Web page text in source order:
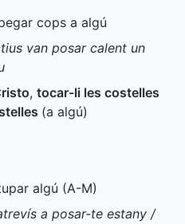
cops a algú
van posar calent un
, tocar-li les costelles
(a algú)
algú (A-M)
a posar-te estany /